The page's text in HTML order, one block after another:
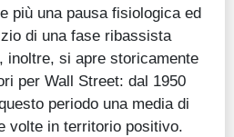
più una pausa fisiologica ed
di una fase ribassista
inoltre, si apre storicamente
per Wall Street: dal 1950
periodo una media di
volte in territorio positivo.